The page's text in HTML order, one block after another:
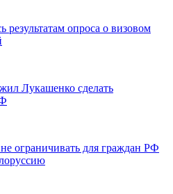
опроса о визовом
Лукашенко сделать
ограничивать для граждан РФ